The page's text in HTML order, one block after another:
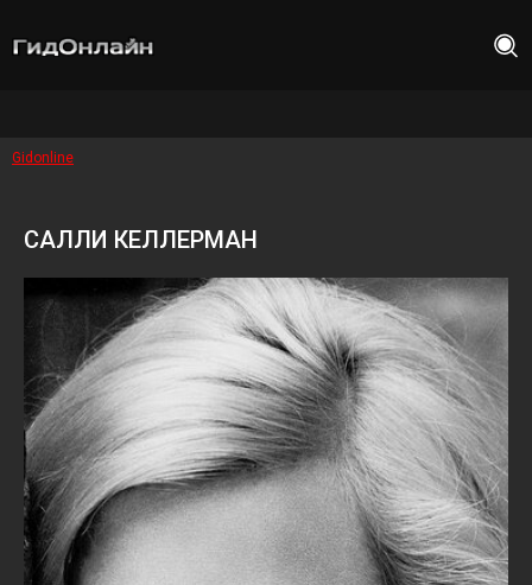
Gidonline
САЛЛИ КЕЛЛЕРМАН